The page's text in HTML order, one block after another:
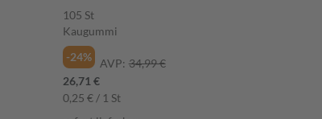
Aufhören
105 St
Kaugummi
-24%
AVP: 34,99 €
26,71 €
0,25 € / 1 St